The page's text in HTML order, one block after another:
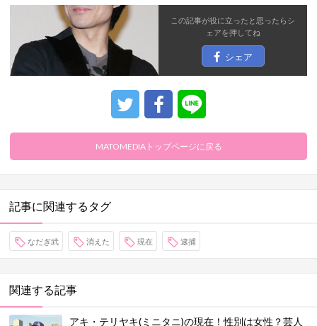
この記事が役に立ったと思ったらシ
ェアを押してね
シェア
MATOMEDIAトップページに戻る
記事に関連するタグ
なだぎ武 消えた 現在 逮捕
関連する記事
アキ・テリヤキ(ミニタニ)の現在！性別は女性？芸人